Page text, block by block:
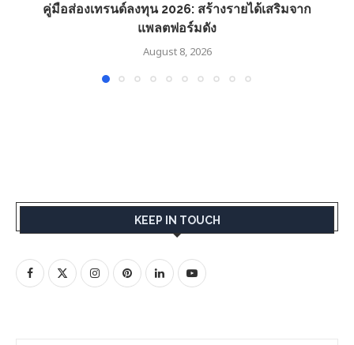
คู่มือส่องเทรนด์ลงทุน 2026: สร้างรายได้เสริมจาก
แพลตฟอร์มดัง
August 8, 2026
KEEP IN TOUCH